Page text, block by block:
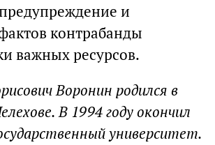
и
контрабанды
важных ресурсов.
Воронин родился в
В 1994 году окончил
университет.